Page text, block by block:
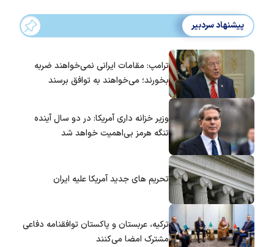
پیشنهاد سردبیر
ترامپ: مقامات ایرانی نمی‌خواهند ضربه
بخورند؛ می‌خواهند به توافق برسند
وزیر خزانه داری آمریکا: در دو سال آینده
تنگه هرمز بی‌اهمیت خواهد شد
تحریم های جدید آمریکا علیه ایران
ترکیه، عربستان و پاکستان توافقنامه دفاعی
مشترک امضا می‌کنند